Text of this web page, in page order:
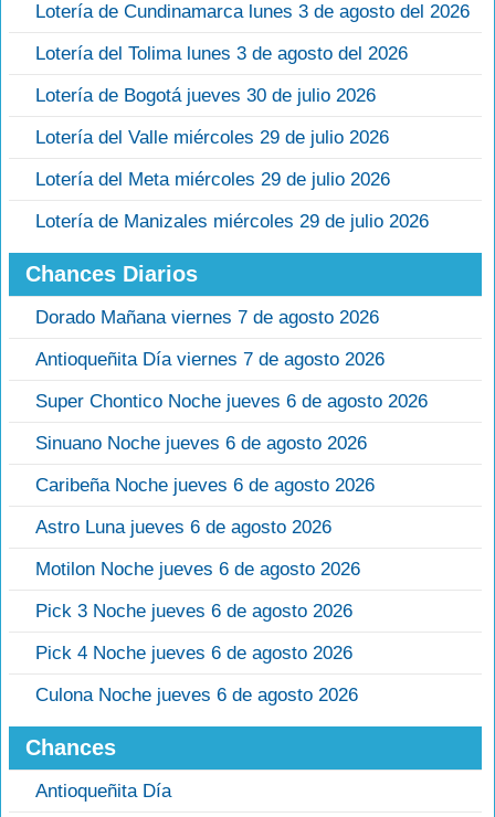
Lotería de Cundinamarca lunes 3 de agosto del 2026
Lotería del Tolima lunes 3 de agosto del 2026
Lotería de Bogotá jueves 30 de julio 2026
Lotería del Valle miércoles 29 de julio 2026
Lotería del Meta miércoles 29 de julio 2026
Lotería de Manizales miércoles 29 de julio 2026
Chances Diarios
Dorado Mañana viernes 7 de agosto 2026
Antioqueñita Día viernes 7 de agosto 2026
Super Chontico Noche jueves 6 de agosto 2026
Sinuano Noche jueves 6 de agosto 2026
Caribeña Noche jueves 6 de agosto 2026
Astro Luna jueves 6 de agosto 2026
Motilon Noche jueves 6 de agosto 2026
Pick 3 Noche jueves 6 de agosto 2026
Pick 4 Noche jueves 6 de agosto 2026
Culona Noche jueves 6 de agosto 2026
Chances
Antioqueñita Día